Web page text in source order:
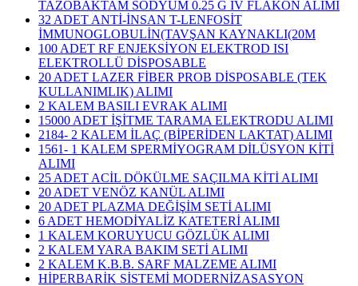
TAZOBAKTAM SODYUM 0.25 G IV FLAKON ALIMI
32 ADET ANTİ-İNSAN T-LENFOSİT
İMMUNOGLOBULİN(TAVŞAN KAYNAKLI(20M
100 ADET RF ENJEKSİYON ELEKTROD ISI
ELEKTROLLÜ DİSPOSABLE
20 ADET LAZER FİBER PROB DİSPOSABLE (TEK
KULLANIMLIK) ALIMI
2 KALEM BASILI EVRAK ALIMI
15000 ADET İŞİTME TARAMA ELEKTRODU ALIMI
2184- 2 KALEM İLAÇ (BİPERİDEN LAKTAT) ALIMI
1561- 1 KALEM SPERMİYOGRAM DİLÜSYON KİTİ
ALIMI
25 ADET ACİL DÖKÜLME SAÇILMA KİTİ ALIMI
20 ADET VENÖZ KANÜL ALIMI
20 ADET PLAZMA DEĞİŞİM SETİ ALIMI
6 ADET HEMODİYALİZ KATETERİ ALIMI
1 KALEM KORUYUCU GÖZLÜK ALIMI
2 KALEM YARA BAKIM SETİ ALIMI
2 KALEM K.B.B. SARF MALZEME ALIMI
HİPERBARİK SİSTEMİ MODERNİZASASYON